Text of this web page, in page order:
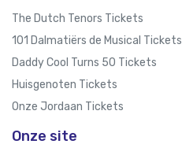
The Dutch Tenors Tickets
101 Dalmatiërs de Musical Tickets
Daddy Cool Turns 50 Tickets
Huisgenoten Tickets
Onze Jordaan Tickets
Onze site